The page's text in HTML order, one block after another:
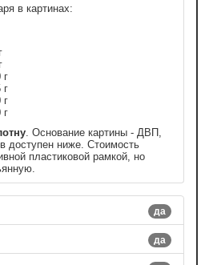
в картинах:
г
г
г
г
. Основание картины - ДВП,
доступен ниже. Стоимость
пластиковой рамкой, но
да
да